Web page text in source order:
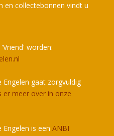
en collectebonnen vindt u
worden:
gaat zorgvuldig
er meer over in onze
is een ANBI